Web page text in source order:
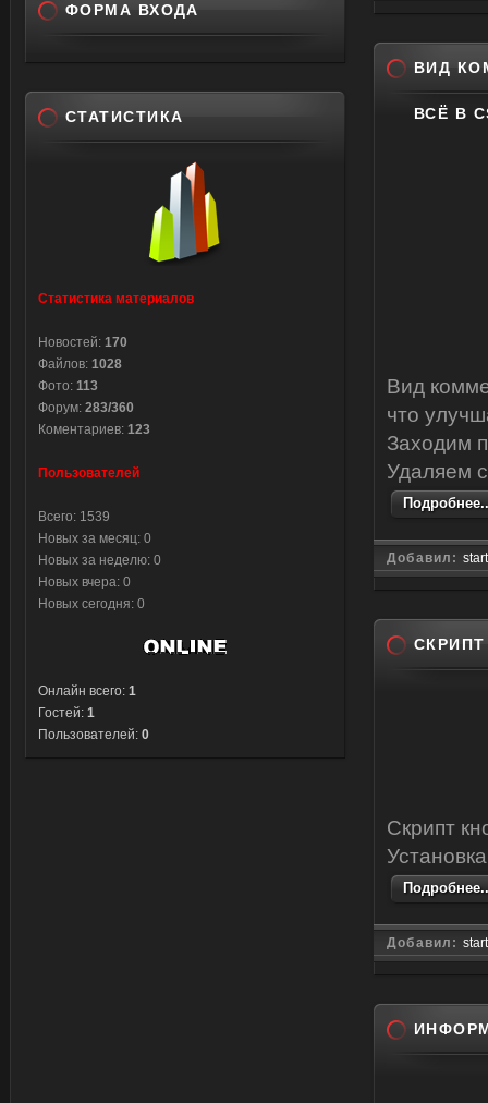
ВИД
ВСЁ В
Вид
что
Заходим
Удаляем
Добавил:
Скрипт
Добавил:
ФОРМА ВХОДА
СТАТИСТИКА
Статистика материалов
Новостей: 170
Файлов: 1028
Фото: 113
Форум: 283/360
Коментариев: 123
Пользователей
Всего: 1539
Новых за месяц: 0
Новых за неделю: 0
Новых вчера: 0
Новых сегодня: 0
Онлайн всего: 1
Гостей: 1
Пользователей: 0